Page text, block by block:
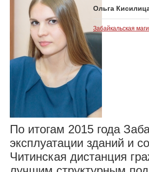
Ольга
Забайкальская
По итогам 2015 года
эксплуатации зданий и
Читинская дистанция